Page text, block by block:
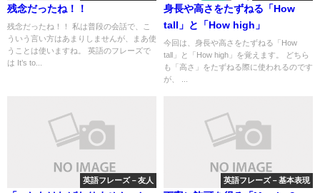
残念だったね！！
残念だったね！！ 私は普段の会話で、こ
ういう言い方はあまりしませんが、まあ使
うことは使いますね。 英語のフレーズで
は It’s to...
身長や高さをたずねる「How
tall」と「How high」
今回は、身長や高さをたずねる「How
tall」と「How high」を覚えます。 どちら
も「高さ」をたずねる際に使われるのです
が、 ...
英語フレーズ－友人 英語フレーズ－基本表現